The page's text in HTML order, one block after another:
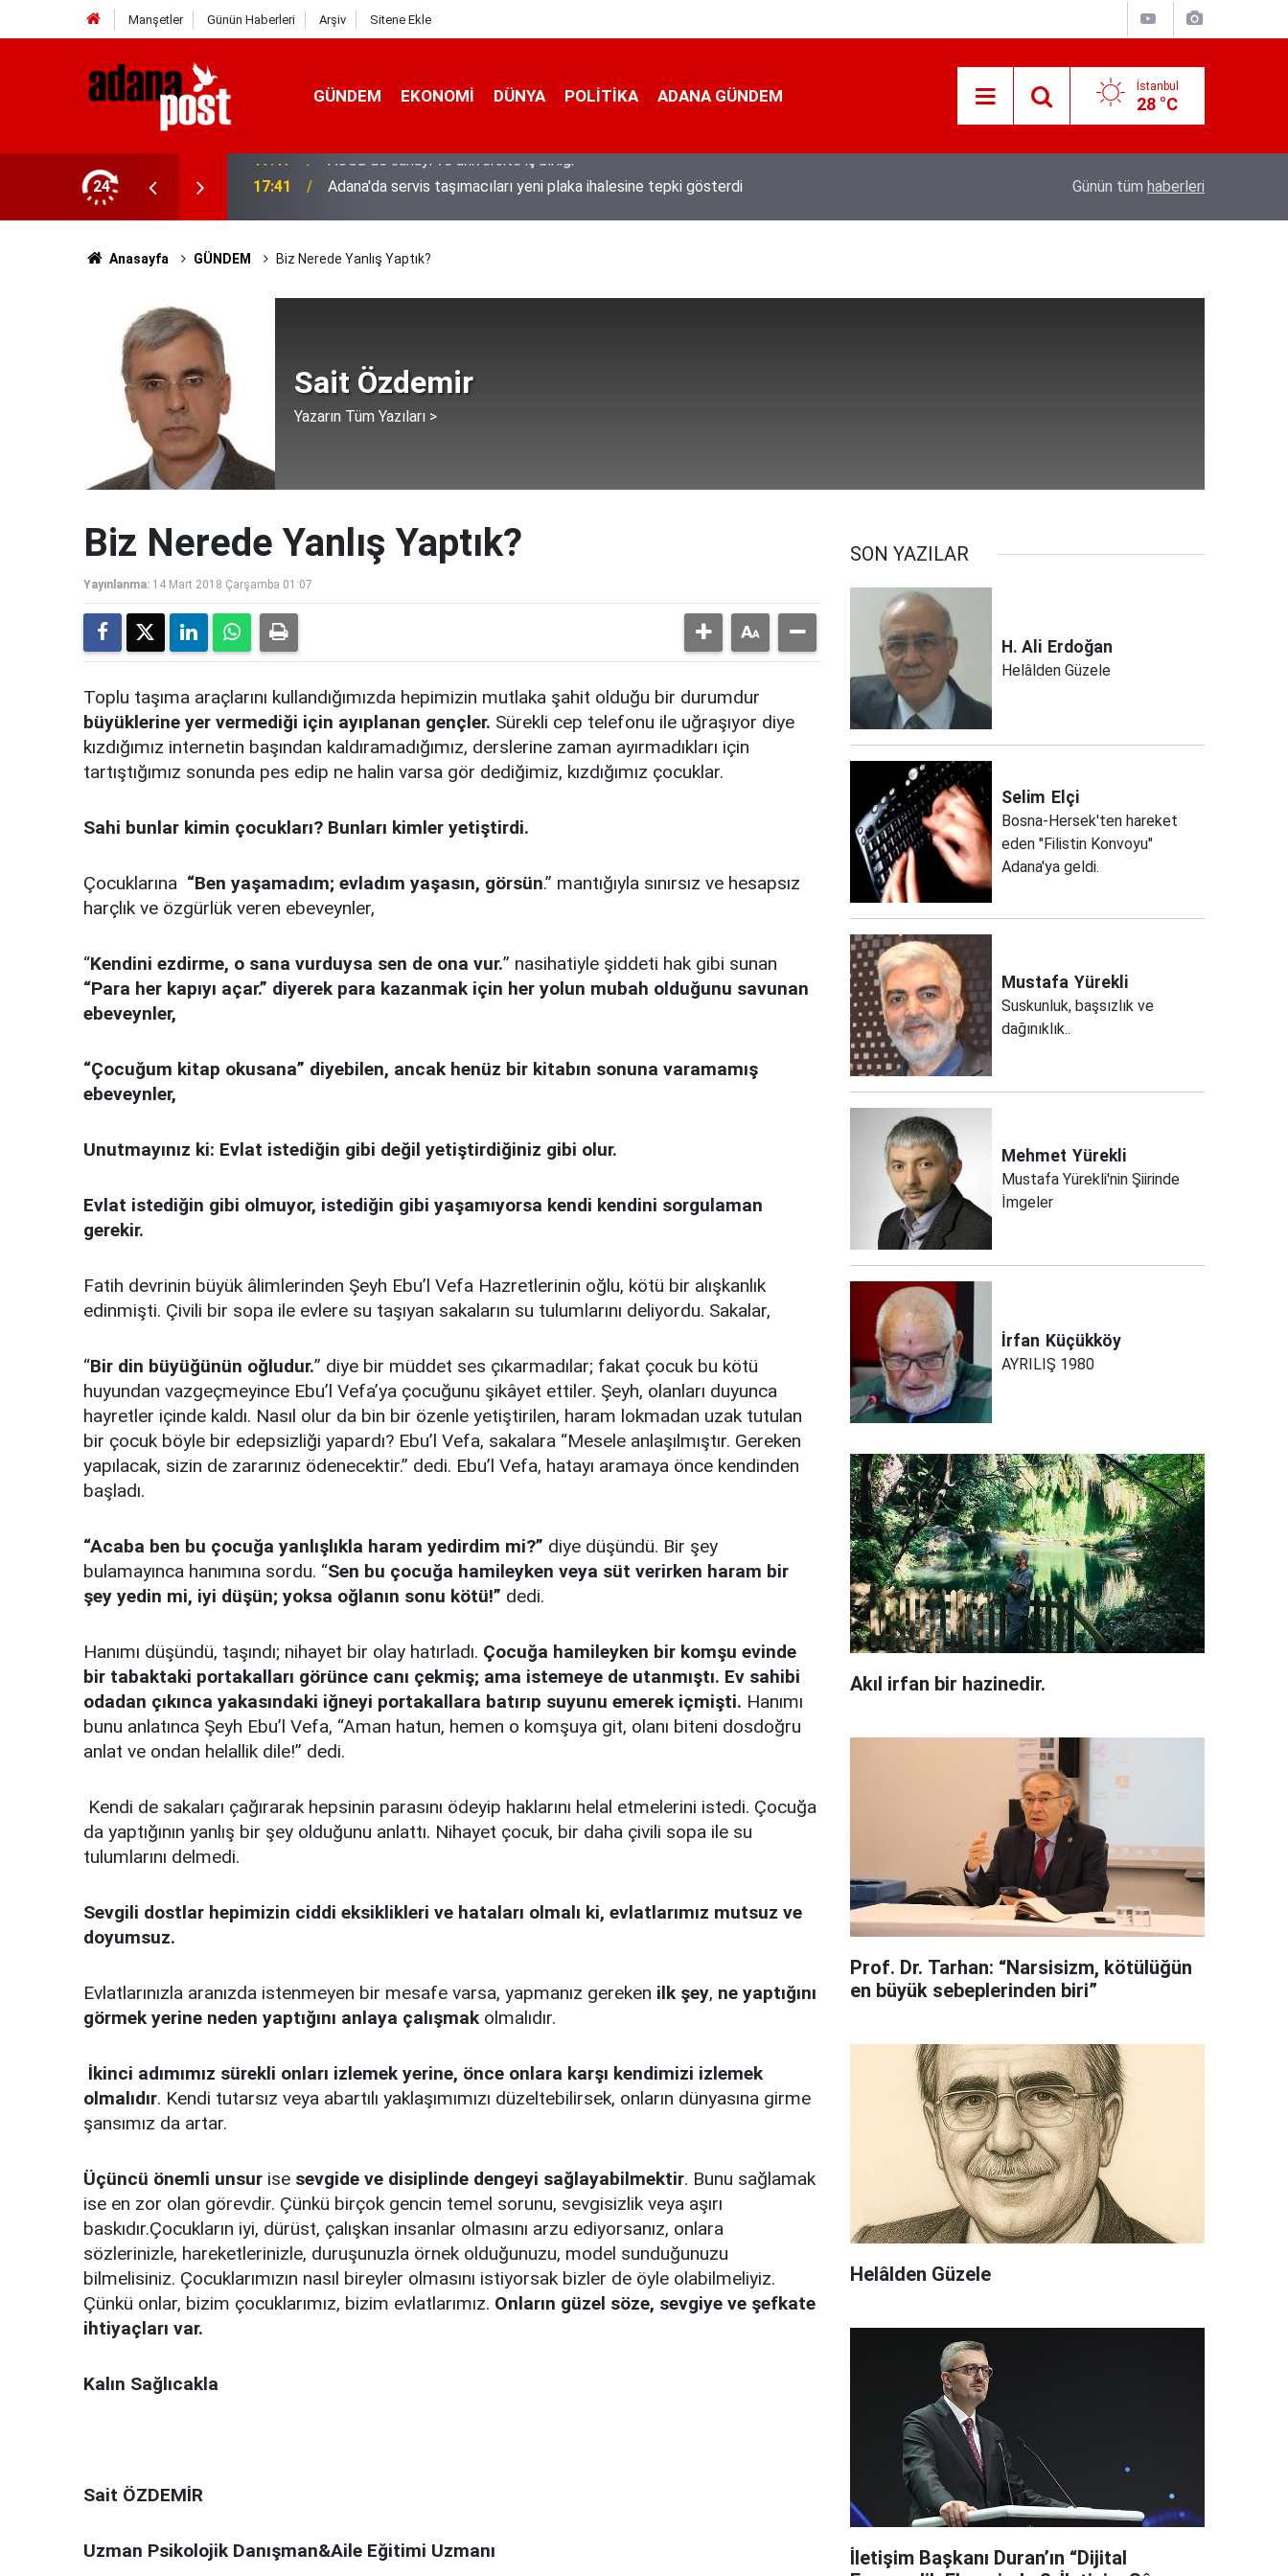
Manşetler Günün Haberleri Arşiv Sitene Ekle
GÜNDEM EKONOMI DÜNYA POLİTİKA ADANA GÜNDEM İstanbul
28 °C
24 17:41 Adana'da servis taşımacıları yeni plaka ihalesine tepki gösterdi
Danişma Merkezini Ziyaret Etti
Günün tüm haberleri
Anasayfa GÜNDEM Biz Nerede Yanlış Yaptık?
Sait Özdemir
Yazarın Tüm Yazıları >
Biz Nerede Yanlış Yaptık?
Yayınlanma: 14 Mart 2018 Çarşamba 01:07
Toplu taşıma araçlarını kullandığımızda hepimizin mutlaka şahit olduğu bir durumdur
büyüklerine yer vermediği için ayıplanan gençler. Sürekli cep telefonu ile uğraşıyor diye
kızdığımız internetin başından kaldıramadığımız, derslerine zaman ayırmadıkları için
tartıştığımız sonunda pes edip ne halin varsa gör dediğimiz, kızdığımız çocuklar.
Sahi bunlar kimin çocukları? Bunları kimler yetiştirdi.
Çocuklarına “Ben yaşamadım; evladım yaşasın, görsün.” mantığıyla sınırsız ve hesapsız
harçlık ve özgürlük veren ebeveynler,
“Kendini ezdirme, o sana vurduysa sen de ona vur.” nasihatiyle şiddeti hak gibi sunan
“Para her kapıyı açar.” diyerek para kazanmak için her yolun mubah olduğunu savunan
ebeveynler,
“Çocuğum kitap okusana” diyebilen, ancak henüz bir kitabın sonuna varamamış
ebeveynler,
Unutmayınız ki: Evlat istediğin gibi değil yetiştirdiğiniz gibi olur.
Evlat istediğin gibi olmuyor, istediğin gibi yaşamıyorsa kendi kendini sorgulaman
gerekir.
Fatih devrinin büyük âlimlerinden Şeyh Ebu’l Vefa Hazretlerinin oğlu, kötü bir alışkanlık
edinmişti. Çivili bir sopa ile evlere su taşıyan sakaların su tulumlarını deliyordu. Sakalar,
“Bir din büyüğünün oğludur.” diye bir müddet ses çıkarmadılar; fakat çocuk bu kötü
huyundan vazgeçmeyince Ebu’l Vefa’ya çocuğunu şikâyet ettiler. Şeyh, olanları duyunca
hayretler içinde kaldı. Nasıl olur da bin bir özenle yetiştirilen, haram lokmadan uzak tutulan
bir çocuk böyle bir edepsizliği yapardı? Ebu’l Vefa, sakalara “Mesele anlaşılmıştır. Gereken
yapılacak, sizin de zararınız ödenecektir.” dedi. Ebu’l Vefa, hatayı aramaya önce kendinden
başladı.
“Acaba ben bu çocuğa yanlışlıkla haram yedirdim mi?” diye düşündü. Bir şey
bulamayınca hanımına sordu. “Sen bu çocuğa hamileyken veya süt verirken haram bir
şey yedin mi, iyi düşün; yoksa oğlanın sonu kötü!” dedi.
Hanımı düşündü, taşındı; nihayet bir olay hatırladı. Çocuğa hamileyken bir komşu evinde
bir tabaktaki portakalları görünce canı çekmiş; ama istemeye de utanmıştı. Ev sahibi
odadan çıkınca yakasındaki iğneyi portakallara batırıp suyunu emerek içmişti. Hanımı
bunu anlatınca Şeyh Ebu’l Vefa, “Aman hatun, hemen o komşuya git, olanı biteni dosdoğru
anlat ve ondan helallik dile!” dedi.
Kendi de sakaları çağırarak hepsinin parasını ödeyip haklarını helal etmelerini istedi. Çocuğa
da yaptığının yanlış bir şey olduğunu anlattı. Nihayet çocuk, bir daha çivili sopa ile su
tulumlarını delmedi.
Sevgili dostlar hepimizin ciddi eksiklikleri ve hataları olmalı ki, evlatlarımız mutsuz ve
doyumsuz.
Evlatlarınızla aranızda istenmeyen bir mesafe varsa, yapmanız gereken ilk şey, ne yaptığını
görmek yerine neden yaptığını anlaya çalışmakolmalıdır.
İkinci adımımız sürekli onları izlemek yerine, önce onlara karşı kendimizi izlemek
olmalıdır. Kendi tutarsız veya abartılı yaklaşımımızı düzeltebilirsek, onların dünyasına girme
şansımız da artar.
Üçüncü önemli unsur ise sevgide ve disiplinde dengeyi sağlayabilmektir. Bunu sağlamak
ise en zor olan görevdir. Çünkü birçok gencin temel sorunu, sevgisizlik veya aşırı
baskıdır.Çocukların iyi, dürüst, çalışkan insanlar olmasını arzu ediyorsanız, onlara
sözlerinizle, hareketlerinizle, duruşunuzla örnek olduğunuzu, model sunduğunuzu
bilmelisiniz. Çocuklarımızın nasıl bireyler olmasını istiyorsak bizler de öyle olabilmeliyiz.
Çünkü onlar, bizim çocuklarımız, bizim evlatlarımız. Onların güzel söze, sevgiye ve şefkate
ihtiyaçları var.
Kalın Sağlıcakla
Sait ÖZDEMİR
Uzman Psikolojik Danışman&Aile Eğitimi Uzmanı
SON YAZILAR
H. Ali Erdoğan
Helâlden Güzele
Selim Elçi
Bosna-Hersek'ten hareket
eden "Filistin Konvoyu"
Adana'ya geldi.
Mustafa Yürekli
Suskunluk, başsızlık ve
dağınıklık..
Mehmet Yürekli
Mustafa Yürekli'nin Şiirinde
İmgeler
İrfan Küçükköy
AYRILIŞ 1980
Akıl irfan bir hazinedir.
Prof. Dr. Tarhan: “Narsisizm, kötülüğün
en büyük sebeplerinden biri”
Helâlden Güzele
İletişim Başkanı Duran’ın “Dijital